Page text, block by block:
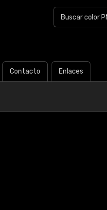
Contacto Enlaces